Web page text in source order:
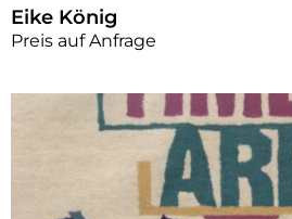
Eike König
Preis auf Anfrage